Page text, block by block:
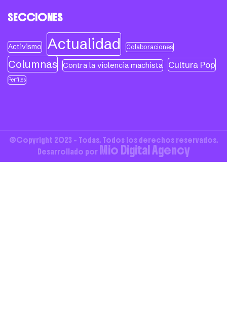
SECCIONES
Activismo Actualidad Colaboraciones
Columnas Contra la violencia machista Cultura Pop
Perfiles
©Copyright 2023 - Todas. Todos los derechos reservados.
Desarrollado por Mio Digital Agency